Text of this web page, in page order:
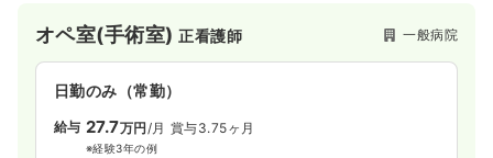
オペ室(手術室)正看護師 一般病院
日勤のみ（常勤）
給与 27.7万円/月 賞与3.75ヶ月
※経験3年の例